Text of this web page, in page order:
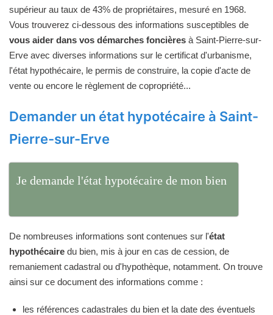
supérieur au taux de 43% de propriétaires, mesuré en 1968.
Vous trouverez ci-dessous des informations susceptibles de
vous aider dans vos démarches foncières à Saint-Pierre-sur-
Erve avec diverses informations sur le certificat d'urbanisme,
l'état hypothécaire, le permis de construire, la copie d'acte de
vente ou encore le règlement de copropriété...
Demander un état hypotécaire à Saint-
Pierre-sur-Erve
Je demande l'état hypotécaire de mon bien
De nombreuses informations sont contenues sur l'état
hypothécaire du bien, mis à jour en cas de cession, de
remaniement cadastral ou d'hypothèque, notamment. On trouve
ainsi sur ce document des informations comme :
les références cadastrales du bien et la date des éventuels